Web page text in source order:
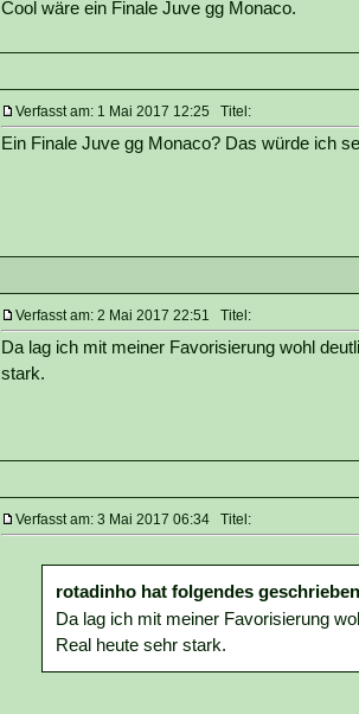
Cool wäre ein Finale Juve gg Monaco.
Verfasst am: 1 Mai 2017 12:25 Titel:
Ein Finale Juve gg Monaco? Das würde ich
Verfasst am: 2 Mai 2017 22:51 Titel:
Da lag ich mit meiner Favorisierung wohl
stark.
Verfasst am: 3 Mai 2017 06:34 Titel:
rotadinho hat folgendes
Da lag ich mit meiner Favorisierung
Real heute sehr stark.